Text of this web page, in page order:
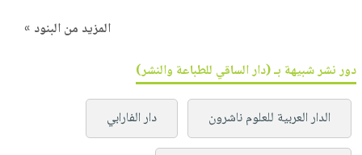
المزيد من البنود »
دور نشر شبيهة بـ (دار الساقي للطباعة والنشر)
الدار العربية للعلوم ناشرون دار الفارابي